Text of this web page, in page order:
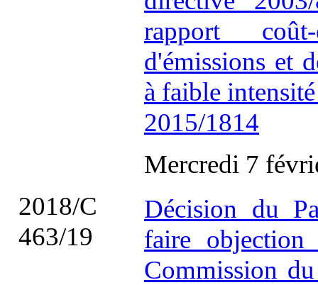
rapport
d'émissions et
à faible
2015/1814
Mercredi 7
2018/C
463/19
Décision du
faire
Commission